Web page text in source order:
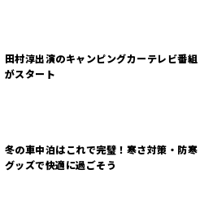
田村淳出演のキャンピングカーテレビ番組
がスタート
冬の車中泊はこれで完璧！寒さ対策・防寒
グッズで快適に過ごそう